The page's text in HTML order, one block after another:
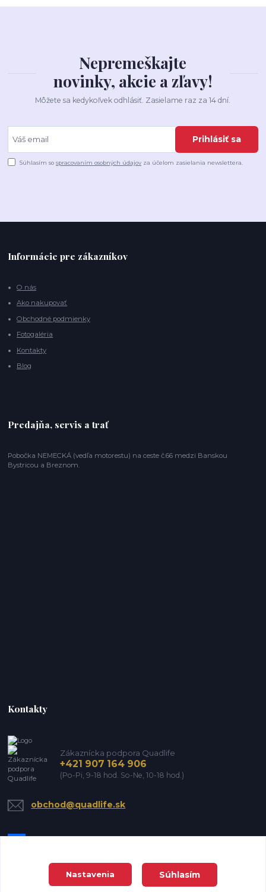
Nepremeškajte
novinky, akcie a zľavy!
Môžete sa kedykoľvek odhlásiť. Zasielame raz za 14 dní.
Prihlásiť sa
Súhlasím sospracovaním osobných údajov za účelom zasielania newslettera.
Informácie pre zákazníkov
O nás
Ako nakupovať
Obchodné podmienky
Fotogaléria
Kontakty
Blog
Predajňa, servis a trať
Pobočka NEMECKÁ (vedľa motorestu) na ceste č.66 medzi Banskou
Bystricou a Breznom.
Kontakty
Zákaznícka podpora Quadlife
+421 907 164 906
(Po-Pi, 9-18 hod. So-Ne, 10-18 hod.)
obchod@quadlife.sk
Nastavenia Súhlasím